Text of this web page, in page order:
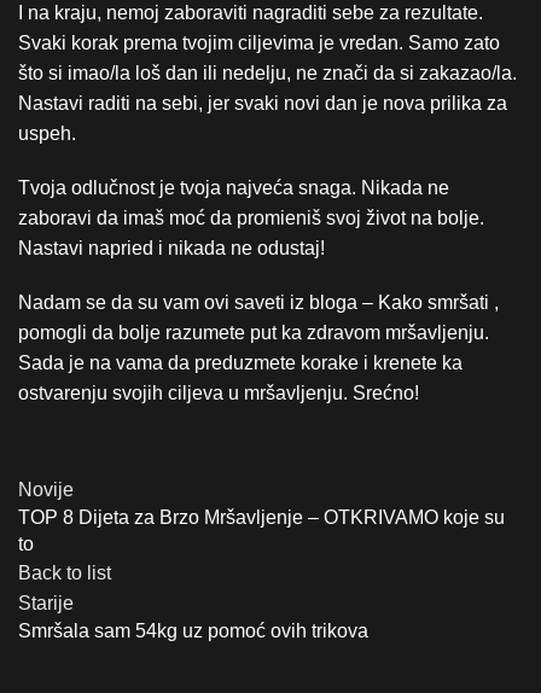
I na kraju, nemoj zaboraviti nagraditi sebe za rezultate.
Svaki korak prema tvojim ciljevima je vredan. Samo zato
što si imao/la loš dan ili nedelju, ne znači da si zakazao/la.
Nastavi raditi na sebi, jer svaki novi dan je nova prilika za
uspeh.
Tvoja odlučnost je tvoja najveća snaga. Nikada ne
zaboravi da imaš moć da promieniš svoj život na bolje.
Nastavi napried i nikada ne odustaj!
Nadam se da su vam ovi saveti iz bloga – Kako smršati ,
pomogli da bolje razumete put ka zdravom mršavljenju.
Sada je na vama da preduzmete korake i krenete ka
ostvarenju svojih ciljeva u mršavljenju. Srećno!
Novije
TOP 8 Dijeta za Brzo Mršavljenje – OTKRIVAMO koje su
to
Back to list
Starije
Smršala sam 54kg uz pomoć ovih trikova